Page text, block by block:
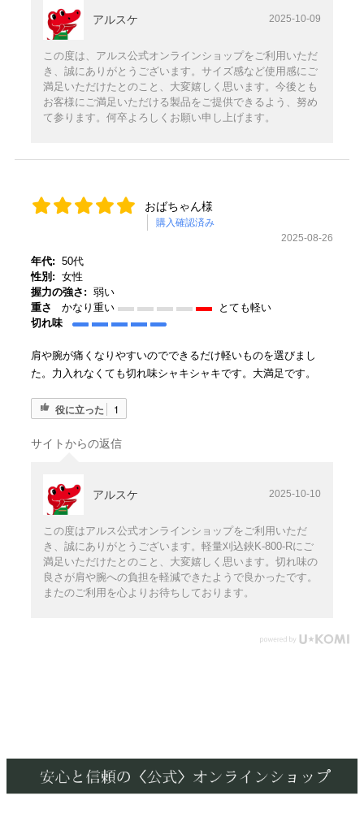
アルスケ 2025-10-09
この度は、アルス公式オンラインショップをご利用いただ
き、誠にありがとうございます。サイズ感など使用感にご
満足いただけたとのこと、大変嬉しく思います。今後とも
お客様にご満足いただける製品をご提供できるよう、努め
て参ります。何卒よろしくお願い申し上げます。
おばちゃん様
購入確認済み
2025-08-26
年代: 50代
性別: 女性
握力の強さ: 弱い
重さ
かなり重い
とても軽い
切れ味
肩や腕が痛くなりやすいのでできるだけ軽いものを選びまし
た。力入れなくても切れ味シャキシャキです。大満足です。
役に立った 1
サイトからの返信
アルスケ 2025-10-10
この度はアルス公式オンラインショップをご利用いただ
き、誠にありがとうございます。軽量刈込鋏K-800-Rにご
満足いただけたとのこと、大変嬉しく思います。切れ味の
良さが肩や腕への負担を軽減できたようで良かったです。
またのご利用を心よりお待ちしております。